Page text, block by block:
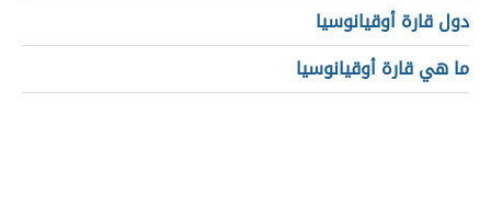
دول قارة أوقيانوسيا
ما هي قارة أوقيانوسيا